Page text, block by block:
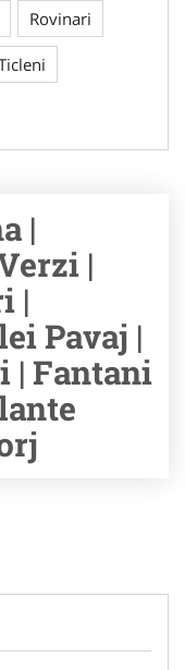
Rovinari
|
|
|
Pavaj |
| Fantani